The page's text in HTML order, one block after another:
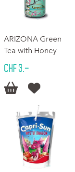
ARIZONA Green
Tea with Honey
CHF 3.–
 